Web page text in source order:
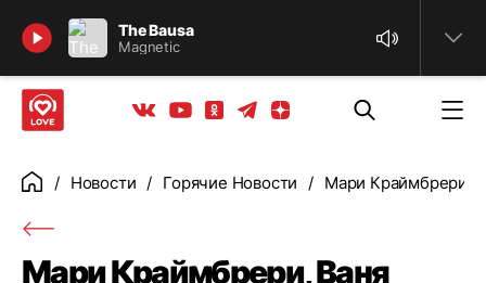
The Bausa
Magnetic
Найти
Вконтакте
YoutubeОдноклассники
ТелеграмЯндекс дзен
ГлавнаяНовости Горячие Новости Мари Краймбрери,
Мари Краймбрери, Ваня